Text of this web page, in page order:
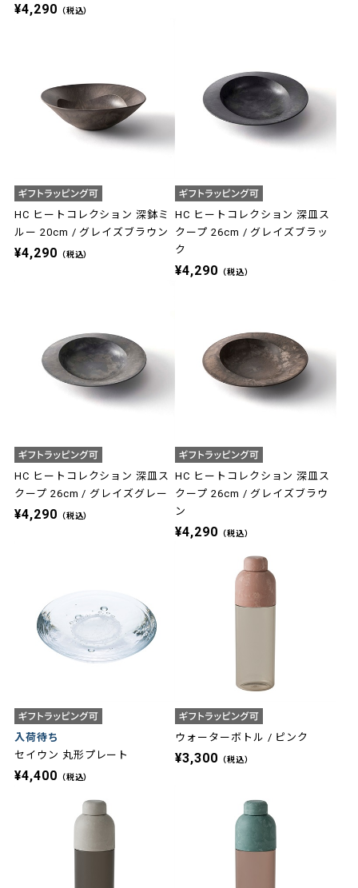
¥4,290 （税込）
HC ヒートコレクション 深鉢ミ
ルー 20cm / グレイズブラウン
¥4,290 （税込）
HC ヒートコレクション 深皿ス
クープ 26cm / グレイズブラッ
ク
¥4,290 （税込）
HC ヒートコレクション 深皿ス
クープ 26cm / グレイズグレー
¥4,290 （税込）
HC ヒートコレクション 深皿ス
クープ 26cm / グレイズブラウ
ン
¥4,290 （税込）
入荷待ち
セイウン 丸形プレート
¥4,400 （税込）
ウォーターボトル / ピンク
¥3,300 （税込）